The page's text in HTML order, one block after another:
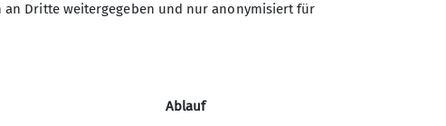
wie
an Dritte weitergegeben und nur anonymisiert für
Ablauf